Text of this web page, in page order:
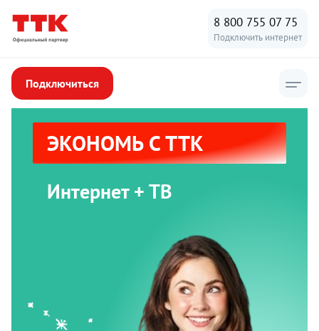
8 800 755 07 75
Подключить интернет
Подключиться
ЭКОНОМЬ С ТТК
Интернет + ТВ